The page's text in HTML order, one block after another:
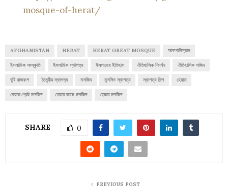
mosque-of-herat/
AFGHANISTAN HERAT HERAT GREAT MOSQUE আফগানিস্তান
ইসলামিক সংস্কৃতি ইসলামিক স্থাপত্য ইসলামের ইতিহাস ঐতিহাসিক নিদর্শন ঐতিহাসিক সজিদ
ঘুরি রাজবংশ তৈমুরীয় স্থাপত্য মসজিদ মুসলিম স্থাপত্য স্থাপত্য শিল্প হেরাত
হেরাত গ্রেট মসজিদ হেরাত জামে মসজিদ হেরাত মসজিদ
SHARE 0
PREVIOUS POST